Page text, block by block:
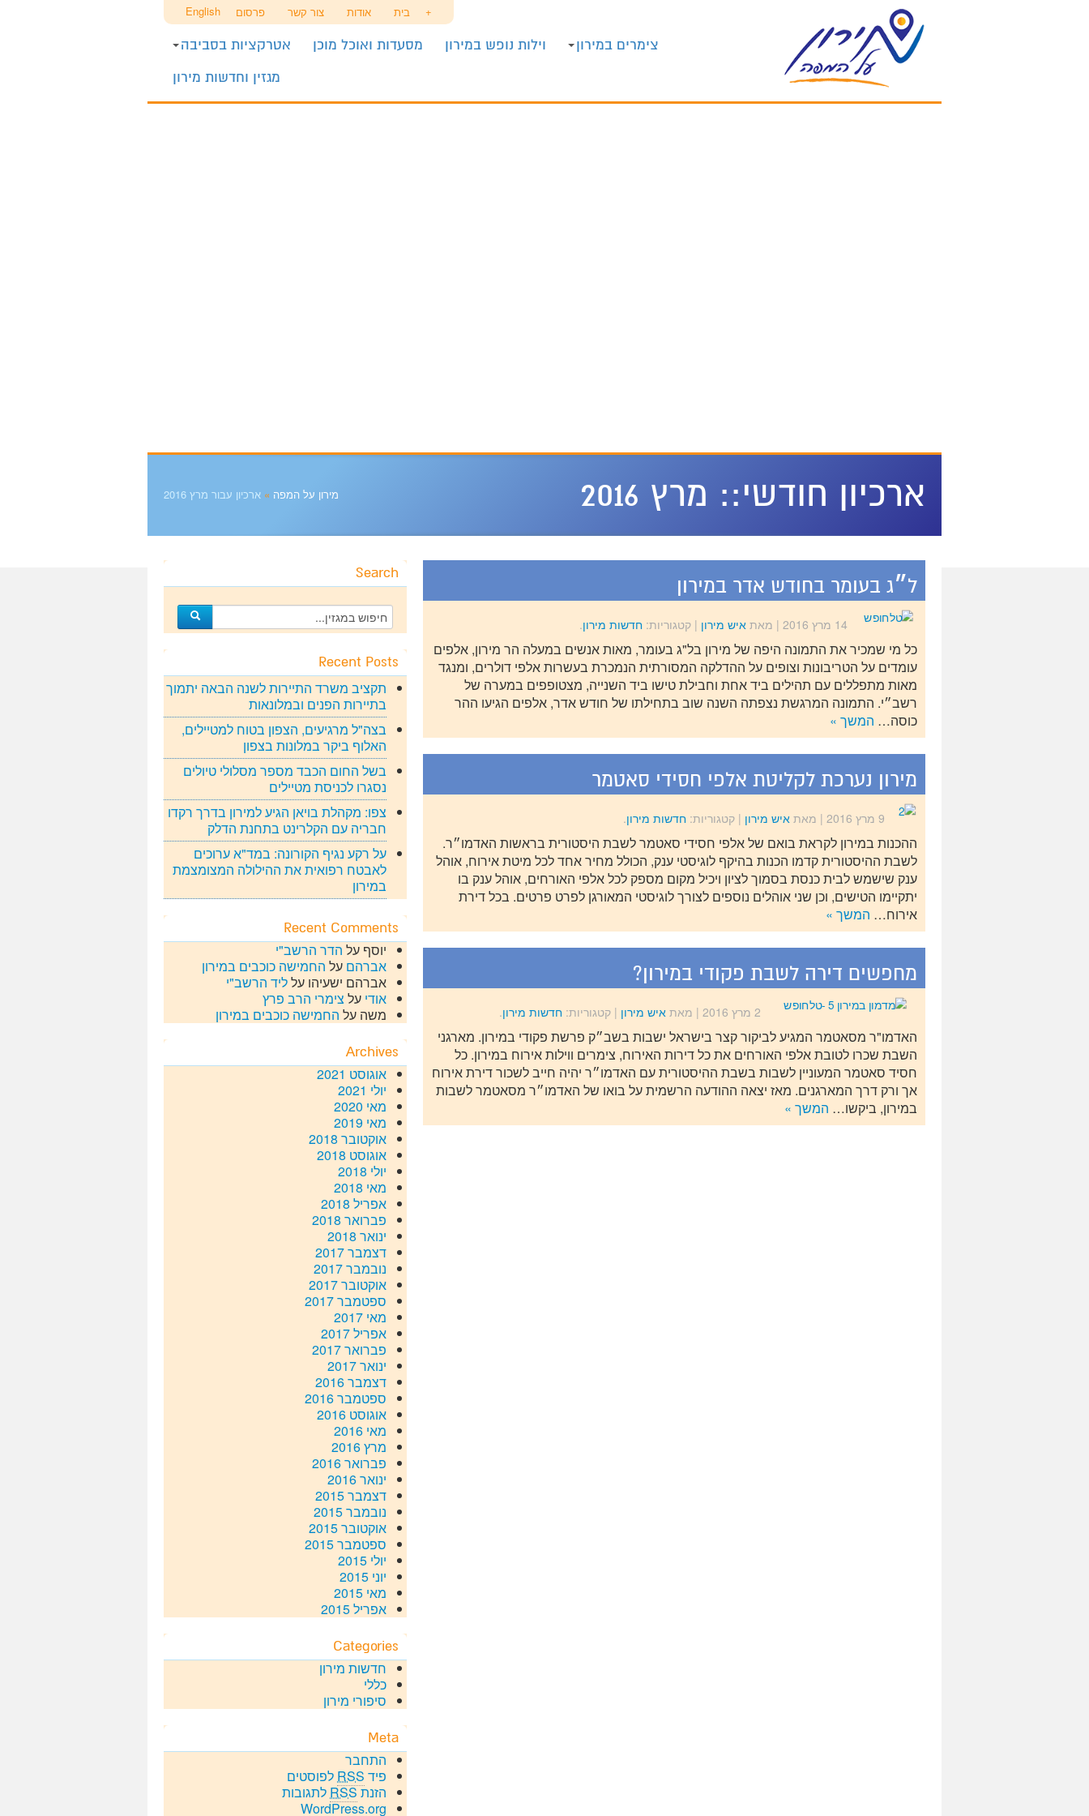
English בית אודות צור קשר פרסום +
צימרים במירון וילות נופש במירון מסעדות ואוכל מוכן
אטרקציות בסביבה
מגזין וחדשות מירון
ארכיון חודשי:: מרץ 2016 מירון על המפה » ארכיון עבור מרץ 2016
ל״ג בעומר בחודש אדר במירון
14 מרץ 2016 | מאת איש מירון | קטגוריות: חדשות מירון.
כל מי שמכיר את התמונה היפה של מירון בל"ג בעומר, מאות אנשים במעלה הר מירון, אלפים
עומדים על הטריבונות וצופים על ההדלקה המסורתית הנמכרת בעשרות אלפי דולרים, ומנגד
מאות מתפללים עם תהילים ביד אחת וחבילת טישו ביד השנייה, מצטופפים במערה של
רשב״י. התמונה המרגשת נצפתה השנה שוב בתחילתו של חודש אדר, אלפים הגיעו ההר
כוסה… המשך »
מירון נערכת לקליטת אלפי חסידי סאטמר
9 מרץ 2016 | מאת איש מירון | קטגוריות: חדשות מירון.
ההכנות במירון לקראת בואם של אלפי חסידי סאטמר לשבת היסטורית בראשות האדמו״ר.
לשבת ההיסטורית קדמו הכנות בהיקף לוגיסטי ענק, הכולל מחיר אחד לכל מיטת אירוח, אוהל
ענק שישמש לבית כנסת בסמוך לציון ויכיל מקום מספק לכל אלפי האורחים, אוהל ענק בו
יתקיימו הטישים, וכן שני אוהלים נוספים לצורך לוגיסטי המאורגן לפרט פרטים. בכל דירת
אירוח… המשך »
מחפשים דירה לשבת פקודי במירון?
2 מרץ 2016 | מאת איש מירון | קטגוריות: חדשות מירון.
האדמו"ר מסאטמר המגיע לביקור קצר בישראל ישבות בשב״ק פרשת פקודי במירון. מארגני
השבת שכרו לטובת אלפי האורחים את כל דירות האירוח, צימרים ווילות אירוח במירון. כל
חסיד סאטמר המעוניין לשבות בשבת ההיסטורית עם האדמו״ר יהיה חייב לשכור דירת אירוח
אך ורק דרך המארגנים. מאז יצאה ההודעה הרשמית על בואו של האדמו״ר מסאטמר לשבות
במירון, ביקשו… המשך »
Search
Recent Posts
תקציב משרד התיירות לשנה הבאה יתמוך
בתיירות הפנים ובמלונאות
בצה"ל מרגיעים, הצפון בטוח למטיילים,
האלוף ביקר במלונות בצפון
בשל החום הכבד מספר מסלולי טיולים
נסגרו לכניסת מטיילים
צפו: מקהלת בויאן הגיע למירון בדרך רקדו
חבריה עם הקלרינט בתחנת הדלק
על רקע נגיף הקורונה: במד"א ערוכים
לאבטח רפואית את ההילולה המצומצמת
במירון
Recent Comments
יוסף על הדר הרשב"י
אברהם על החמישה כוכבים במירון
אברהם ישעיהו עלליד הרשב"י
אודי על צימרי הרב פרץ
משה על החמישה כוכבים במירון
Archives
אוגוסט 2021
יולי 2021
מאי 2020
מאי 2019
אוקטובר 2018
אוגוסט 2018
יולי 2018
מאי 2018
אפריל 2018
פברואר 2018
ינואר 2018
דצמבר 2017
נובמבר 2017
אוקטובר 2017
ספטמבר 2017
מאי 2017
אפריל 2017
פברואר 2017
ינואר 2017
דצמבר 2016
ספטמבר 2016
אוגוסט 2016
מאי 2016
מרץ 2016
פברואר 2016
ינואר 2016
דצמבר 2015
נובמבר 2015
אוקטובר 2015
ספטמבר 2015
יולי 2015
יוני 2015
מאי 2015
אפריל 2015
Categories
חדשות מירון
כללי
סיפורי מירון
Meta
התחבר
פיד RSS לפוסטים
הזנתRSS לתגובות
WordPress.org